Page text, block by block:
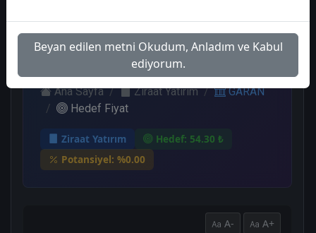
Pazartesi, 31 Temmuz 2023
Ana Sayfa Ziraat Yatırım
GARAN
Hedef Fiyat
Ziraat Yatırım
Hedef: 54.30 ₺
Potansiyel: %0.00
A- A+
Beyan edilen metni Okudum, Anladım ve Kabul
ediyorum.